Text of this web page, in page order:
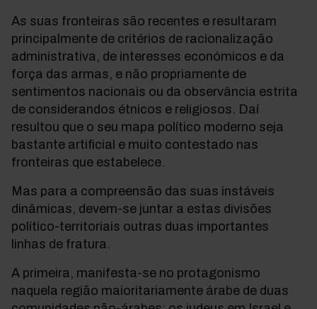
As suas fronteiras são recentes e resultaram
principalmente de critérios de racionalização
administrativa, de interesses económicos e da
força das armas, e não propriamente de
sentimentos nacionais ou da observância estrita
de considerandos étnicos e religiosos. Daí
resultou que o seu mapa político moderno seja
bastante artificial e muito contestado nas
fronteiras que estabelece.
Mas para a compreensão das suas instáveis
dinâmicas, devem-se juntar a estas divisões
político-territoriais outras duas importantes
linhas de fratura.
A primeira, manifesta-se no protagonismo
naquela região maioritariamente árabe de duas